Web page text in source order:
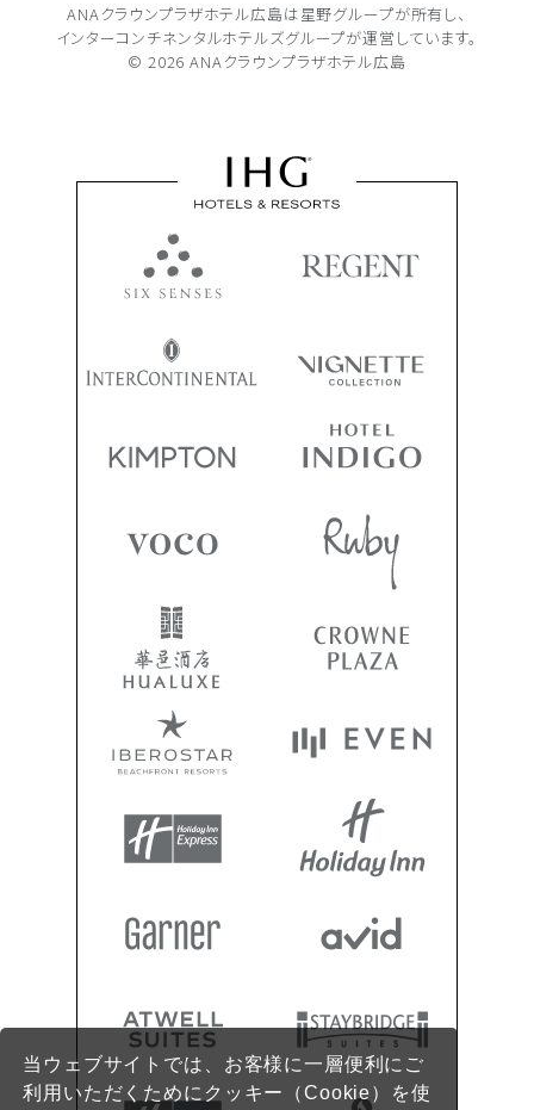
当ウェブサイトでは、お客様に一層便利にご
利用いただくためにクッキー（Cookie）を使
ANAクラウンプラザホテル広島は星野グループが所有し、
インターコンチネンタルホテルズグループが運営しています。
© 2026 ANAクラウンプラザホテル広島